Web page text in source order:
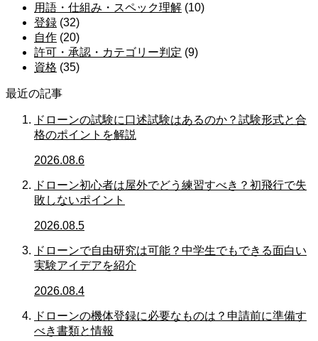
用語・仕組み・スペック理解 (10)
登録 (32)
自作 (20)
許可・承認・カテゴリー判定 (9)
資格 (35)
最近の記事
ドローンの試験に口述試験はあるのか？試験形式と合
格のポイントを解説
2026.08.6
ドローン初心者は屋外でどう練習すべき？初飛行で失
敗しないポイント
2026.08.5
ドローンで自由研究は可能？中学生でもできる面白い
実験アイデアを紹介
2026.08.4
ドローンの機体登録に必要なものは？申請前に準備す
べき書類と情報